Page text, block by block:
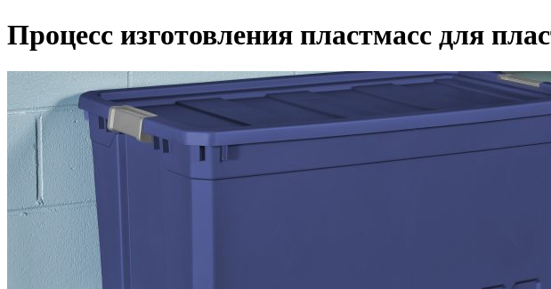
Процесс изготовления пластмасс для